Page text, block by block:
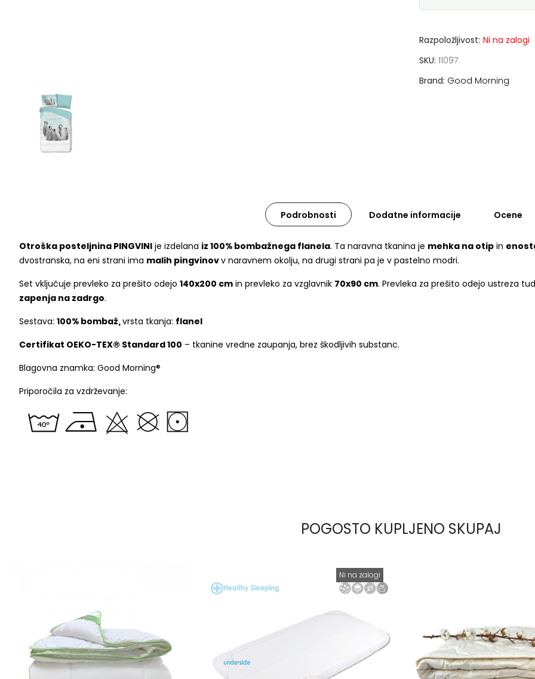
Razpoložljivost: Ni na zalogi
SKU 11097
Brand Good Morning
Podrobnosti
Otroška posteljnina PINGVINI je izdelana iz 100% bombažnega flanela. Ta naravna tkanina je mehka na otip in
dvostranska, na eni strani ima malih pingvinovv naravnem okolju, na drugi strani pa je v pastelno modri.
Set vključuje prevleko za prešito odejo 140x200 cm in prevleko za vzglavnik 70x90 cm. Prevleka za prešito odejo ustreza
zapenja na zadrgo.
Sestava: 100% bombaž,vrsta tkanja: flanel
Certifikat OEKO-TEX® Standard 100 – tkanine vredne zaupanja, brez škodljivih substanc.
Blagovna znamka: Good Morning®
Priporočila za vzdrževanje:
Dodatne informacije Ocene
POGOSTO KUPLJENO SKUPAJ
Ni na zalogi